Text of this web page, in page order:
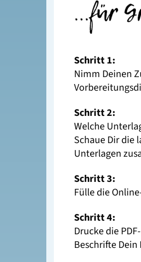
Schritt 1:
Nimm Deinen
Schritt 2:
Welche
Schaue Dir die
Unterlagen
Schritt 3:
Fülle die
Schritt 4:
Drucke die
Beschrifte Dein